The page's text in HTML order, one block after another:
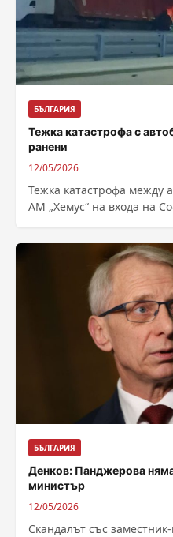
БЪЛГАРИЯ
Тежка катастрофа с
ранени
12/05/2026
Тежка катастрофа между
АМ „Хемус“ на входа на
БЪЛГАРИЯ
Денков: Панджерова
министър
12/05/2026
Скандалът със